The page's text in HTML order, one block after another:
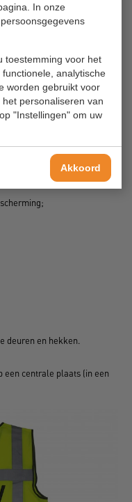
In onze
toestemming voor het
analytische
worden gebruikt voor
personaliseren van
"Instellingen" om uw
Akkoord
moet zijn, is afhankelijk
vestiging. Het is aan
van de EHBO-
EHBO koffer
van lekkages van
zoals contact met
hebben:
deuren en hekken.
een centrale plaats (in een